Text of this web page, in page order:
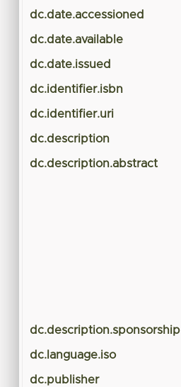
dc.date.accessioned
dc.date.available
dc.date.issued
dc.identifier.isbn
dc.identifier.uri
dc.description
dc.description.abstract
dc.description.sponsorship
dc.language.iso
dc.publisher